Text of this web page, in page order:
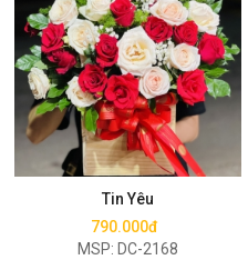
Tin Yêu
790.000đ
MSP: DC-2168
Mua ngay